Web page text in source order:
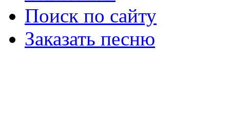
Поиск по сайту
Заказать песню